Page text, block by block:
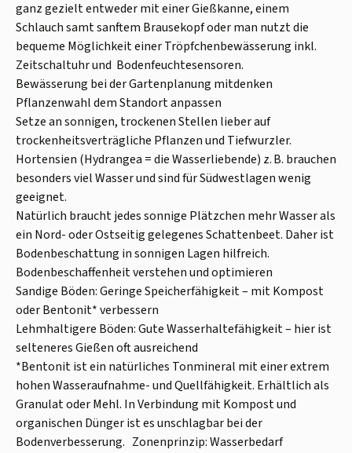
ganz gezielt entweder mit einer Gießkanne, einem
Schlauch samt sanftem Brausekopf oder man nutzt die
bequeme Möglichkeit einer Tröpfchenbewässerung inkl.
Zeitschaltuhr und Bodenfeuchtesensoren.
Bewässerung bei der Gartenplanung mitdenken
Pflanzenwahl dem Standort anpassen
Setze an sonnigen, trockenen Stellen lieber auf
trockenheitsverträgliche Pflanzen und Tiefwurzler.
Hortensien (Hydrangea = die Wasserliebende) z. B. brauchen
besonders viel Wasser und sind für Südwestlagen wenig
geeignet.
Natürlich braucht jedes sonnige Plätzchen mehr Wasser als
ein Nord- oder Ostseitig gelegenes Schattenbeet. Daher ist
Bodenbeschattung in sonnigen Lagen hilfreich.
Bodenbeschaffenheit verstehen und optimieren
Sandige Böden: Geringe Speicherfähigkeit – mit Kompost
oder Bentonit* verbessern
Lehmhaltigere Böden: Gute Wasserhaltefähigkeit – hier ist
selteneres Gießen oft ausreichend
*Bentonit ist ein natürliches Tonmineral mit einer extrem
hohen Wasseraufnahme- und Quellfähigkeit. Erhältlich als
Granulat oder Mehl. In Verbindung mit Kompost und
organischen Dünger ist es unschlagbar bei der
Bodenverbesserung. Zonenprinzip: Wasserbedarf